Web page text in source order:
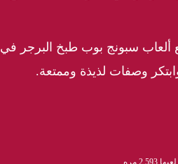
ألعاب سبونج بوب طبخ البرجر في
وصفات لذيذة وممتعة.
2,593 مره